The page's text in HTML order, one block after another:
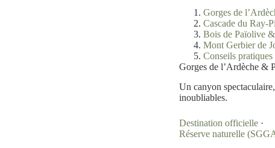
Gorges de
Cascade du Ray-
Bois de Païolive
Mont Gerbier de
Conseils pratiques
Gorges de l’Ardèche &
Un canyon
inoubliables.
Destination officielle ·
Réserve naturelle